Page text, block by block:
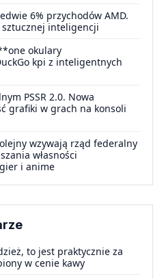
6% przychodów AMD.
inteligencji
okulary
kpi z inteligentnych
PSSR 2.0. Nowa
grafiki w grach na konsoli
wzywają rząd federalny
własności
i anime
to jest praktycznie za
w cenie kawy